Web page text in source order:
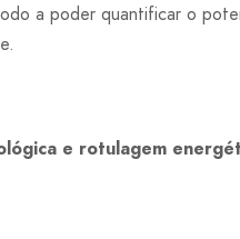
a poder quantificar o
e rotulagem